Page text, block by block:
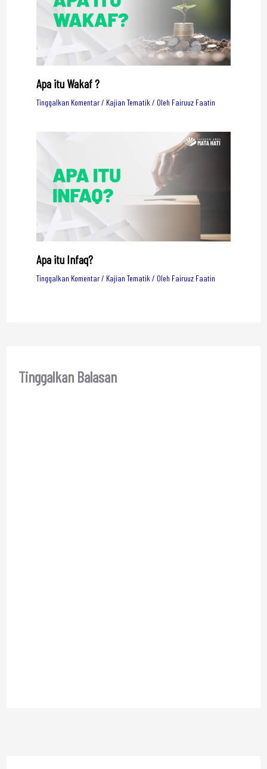
Apa itu Wakaf ?
Tinggalkan Komentar/ Kajian Tematik/ Oleh Fairuuz Faatin
Apa itu Infaq?
Tinggalkan Komentar/ Kajian Tematik / Oleh Fairuuz Faatin
Tinggalkan Balasan